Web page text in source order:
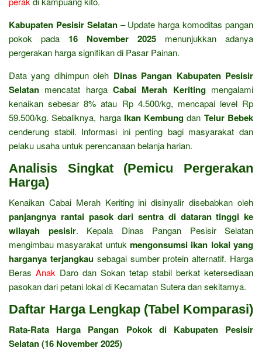
Kabupaten Pesisir Selatan– Update harga komoditas pangan
pokok pada 16 November 2025 menunjukkan adanya
pergerakan harga signifikan di Pasar Painan.
Data yang dihimpun oleh Dinas Pangan Kabupaten Pesisir
Selatan mencatat harga Cabai Merah Keritingmengalami
kenaikan sebesar 8% atau Rp 4.500/kg, mencapai level Rp
59.500/kg. Sebaliknya, harga Ikan Kembung dan Telur Bebek
cenderung stabil. Informasi ini penting bagi masyarakat dan
pelaku usaha untuk perencanaan belanja harian.
Analisis Singkat (Pemicu Pergerakan
Harga)
Kenaikan Cabai Merah Keriting ini disinyalir disebabkan oleh
panjangnya rantai pasok dari sentra di dataran tinggi ke
wilayah pesisir. Kepala Dinas Pangan Pesisir Selatan
mengimbau masyarakat untuk mengonsumsi ikan lokal yang
harganya terjangkausebagai sumber protein alternatif. Harga
Beras Anak Daro dan Sokan tetap stabil berkat ketersediaan
pasokan dari petani lokal di Kecamatan Sutera dan sekitarnya.
Daftar Harga Lengkap (Tabel Komparasi)
Rata-Rata Harga Pangan Pokok di Kabupaten Pesisir
Selatan (16 November 2025)